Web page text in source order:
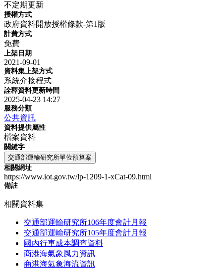
不定期更新
授權方式
政府資料開放授權條款-第1版
計費方式
免費
上架日期
2021-09-01
資料集上架方式
系統介接程式
詮釋資料更新時間
2025-04-23 14:27
服務分類
公共資訊
資料提供屬性
檔案資料
關鍵字
交通部運輸研究所單位預算案
相關網址
https://www.iot.gov.tw/lp-1209-1-xCat-09.html
備註
相關資料集
交通部運輸研究所106年度會計月報
交通部運輸研究所105年度會計月報
國內行車成本調查資料
商港海氣象風力資訊
商港海氣象海流資訊